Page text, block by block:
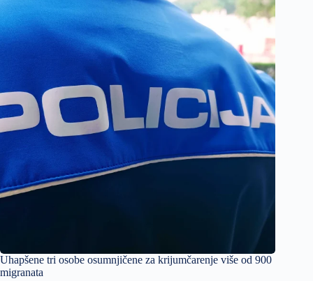
Uhapšene tri osobe osumnjičene za krijumčarenje više od 900
migranata